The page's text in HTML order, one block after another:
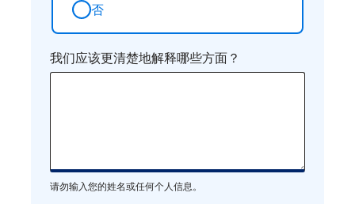
否
我们应该更清楚地解释哪些方面？
请勿输入您的姓名或任何个人信息。